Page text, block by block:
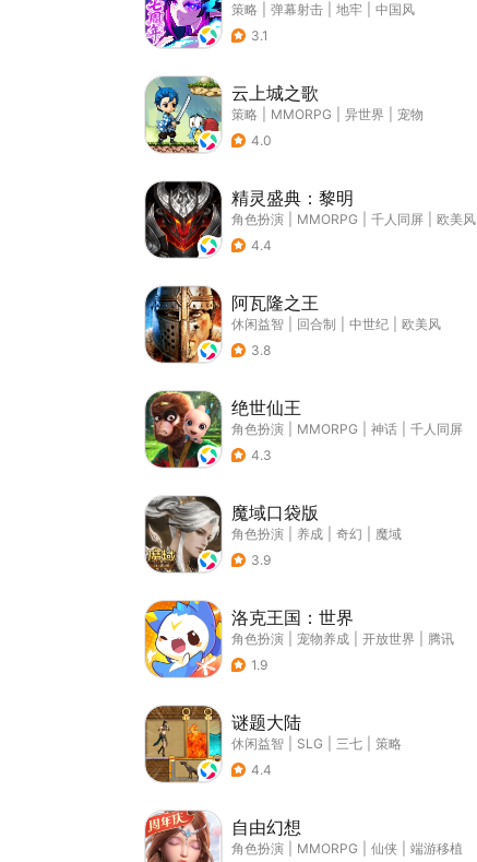
策略 弹幕射击 地牢
中国风
3.1
云上城之歌
策略 MMORPG 异世界
宠物
4.0
精灵盛典：黎明
角色扮演 MMORPG 千人同屏
欧美风
4.4
阿瓦隆之王
休闲益智 回合制 中世纪
欧美风
3.8
绝世仙王
角色扮演 MMORPG 神话
千人同屏
4.3
魔域口袋版
角色扮演 养成 奇幻
魔域
3.9
洛克王国：世界
角色扮演 宠物养成 开放世界
腾讯
1.9
谜题大陆
休闲益智 SLG 三七
策略
4.4
自由幻想
角色扮演 MMORPG 仙侠 端游移植